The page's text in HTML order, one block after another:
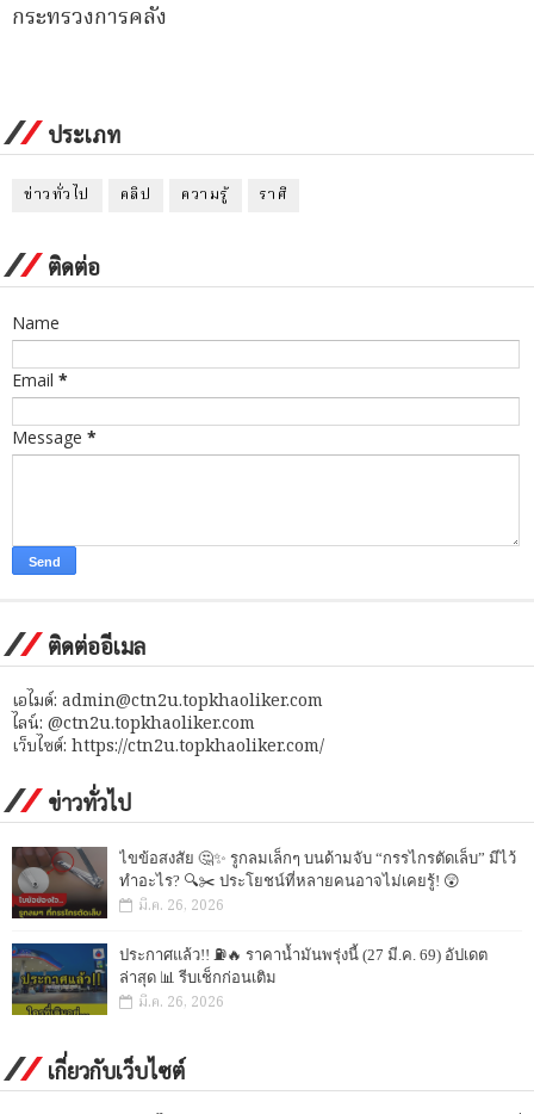
กระทรวงการคลัง
ประเภท
ข่าวทั่วไป คลิป ความรู้ ราศี
ติดต่อ
Name
Email *
Message *
ติดต่ออีเมล
เอไมด์: admin@ctn2u.topkhaoliker.com
ไลน์: @ctn2u.topkhaoliker.com
เว็บไซต์: https://ctn2u.topkhaoliker.com/
ข่าวทั่วไป
ไขข้อสงสัย 🤔✨ รูกลมเล็กๆ บนด้ามจับ “กรรไกรตัดเล็บ” มีไว้
ทำอะไร? 🔍✂️ ประโยชน์ที่หลายคนอาจไม่เคยรู้! 😲
มี.ค. 26, 2026
ประกาศแล้ว!! ⛽🔥 ราคาน้ำมันพรุ่งนี้ (27 มี.ค. 69) อัปเดต
ล่าสุด 📊 รีบเช็กก่อนเติม
มี.ค. 26, 2026
เกี่ยวกับเว็บไซต์